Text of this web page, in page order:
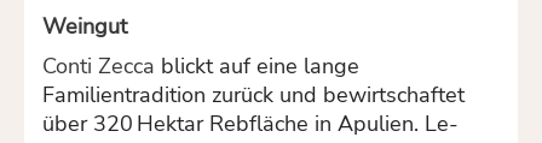
Weingut
Conti Zecca blickt auf eine lange
Familientradition zurück und bewirtschaftet
über 320 Hektar Rebfläche in Apulien. Le­